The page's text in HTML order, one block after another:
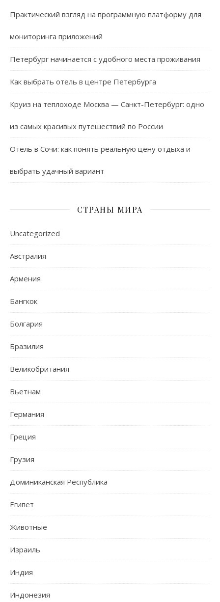
Практический взгляд на программную платформу для
мониторинга приложений
Петербург начинается с удобного места проживания
Как выбрать отель в центре Петербурга
Круиз на теплоходе Москва — Санкт-Петербург: одно
из самых красивых путешествий по России
Отель в Сочи: как понять реальную цену отдыха и
выбрать удачный вариант
СТРАНЫ МИРА
Uncategorized
Австралия
Армения
Бангкок
Болгария
Бразилия
Великобритания
Вьетнам
Германия
Греция
Грузия
Доминиканская Республика
Египет
Животные
Израиль
Индия
Индонезия